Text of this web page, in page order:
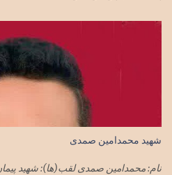
شهید محمدامین صمدی